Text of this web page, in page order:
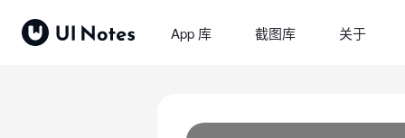
App 库 截图库 关于